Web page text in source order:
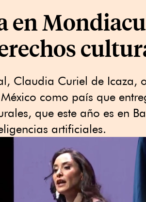
en
Claudia Curiel de Icaza,
como país que
que este año es en
artificiales.